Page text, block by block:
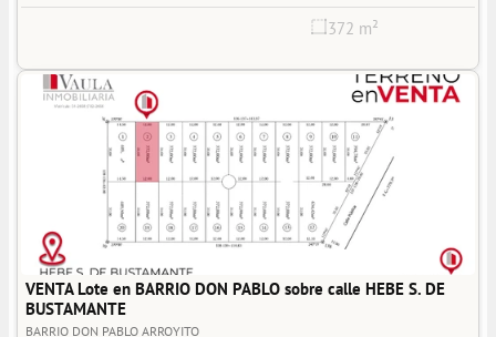
372 m²
VENTA Lote en BARRIO DON PABLO sobre calle HEBE S. DE
BUSTAMANTE
BARRIO DON PABLO ARROYITO